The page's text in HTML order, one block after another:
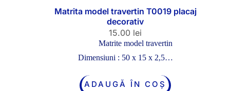
Matrita model travertin T0019 placaj
decorativ
15.00 lei
Matrite model travertin
Dimensiuni : 50 x 15 x 2,5…
ADAUGĂ ÎN COȘ